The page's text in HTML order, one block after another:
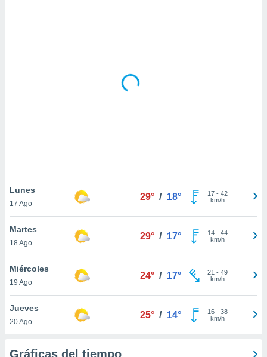
similares
como
sitio
de
traten tus
en
interés
su
Lunes
17 Ago
29° / 18° 17- 42
km/h
Martes
18 Ago
29° / 17° 14- 44
km/h
Miércoles
19 Ago
24° / 17° 21 - 49
km/h
Jueves
20 Ago
25° / 14° 16- 38
km/h
Gráficas del tiempo